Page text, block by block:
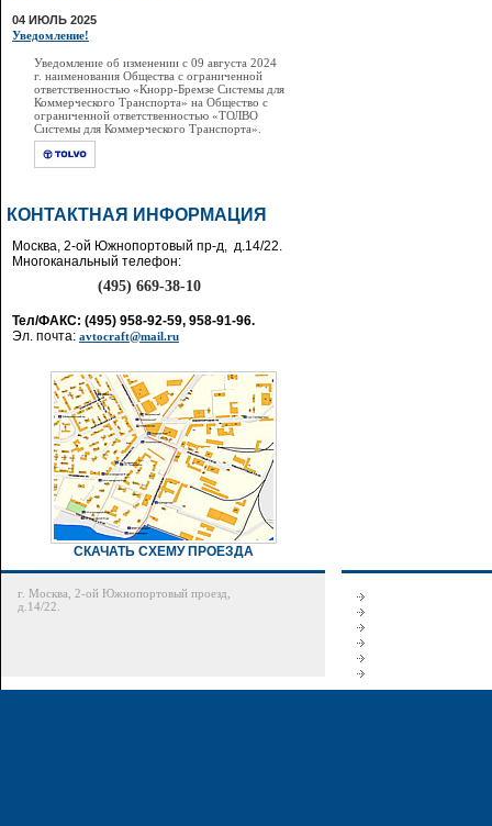
04 ИЮЛЬ 2025
Уведомление!
Уведомление об изменении с 09 августа 2024
г. наименования Общества с ограниченной
ответственностью «Кнорр-Бремзе Системы для
Коммерческого Транспорта» на Общество с
ограниченной ответственностью «ТОЛВО
Системы для Коммерческого Транспорта».
КОНТАКТНАЯ ИНФОРМАЦИЯ
Москва, 2-ой Южнопортовый пр-д, д.14/22.
Многоканальный телефон:
(495) 669-38-10
Тел/ФАКС: (495) 958-92-59, 958-91-96.
Эл. почта: avtocraft@mail.ru
СКАЧАТЬ СХЕМУ ПРОЕЗДА
г. Москва, 2-ой Южнопортовый проезд,
д.14/22.